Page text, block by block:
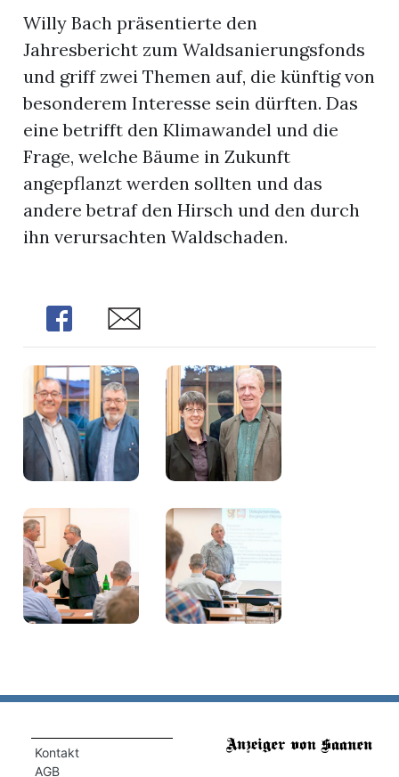
Willy Bach präsentierte den
Jahresbericht zum Waldsanierungsfonds
und griff zwei Themen auf, die künftig von
besonderem Interesse sein dürften. Das
eine betrifft den Klimawandel und die
Frage, welche Bäume in Zukunft
angepflanzt werden sollten und das
andere betraf den Hirsch und den durch
ihn verursachten Waldschaden.
Share Share
Kontakt
AGB